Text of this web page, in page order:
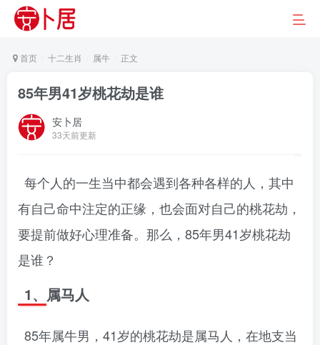
首页 十二生肖 属牛 正文
85年男41岁桃花劫是谁
安卜居
33天前更新
每个人的一生当中都会遇到各种各样的人，其中
有自己命中注定的正缘，也会面对自己的桃花劫，
要提前做好心理准备。那么，85年男41岁桃花劫
是谁？
1、属马人
85年属牛男，41岁的桃花劫是属马人，在地支当